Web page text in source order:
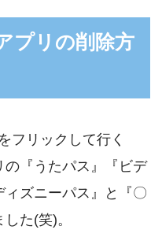
プリの削除方
フリックして行く
の『うたパス』『ビデ
ズニーパス』と『〇
た(笑)。